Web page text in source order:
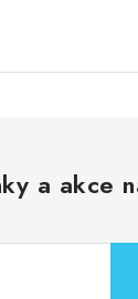
a akce